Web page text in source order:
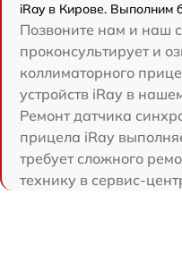
iRay в Кирове. Выполним
Позвоните нам и наш
проконсультирует и
коллиматорного
устройств iRay в
Ремонт датчика
прицела iRay
требует сложного
технику в сервис-